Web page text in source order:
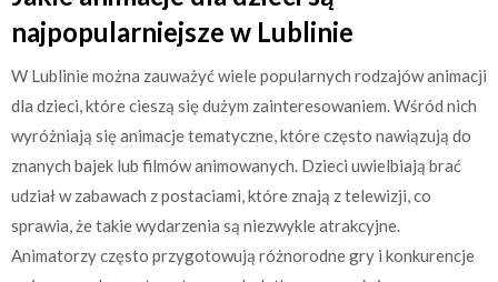
najpopularniejsze w Lublinie
W Lublinie można zauważyć wiele popularnych rodzajów animacji
dla dzieci, które cieszą się dużym zainteresowaniem. Wśród nich
wyróżniają się animacje tematyczne, które często nawiązują do
znanych bajek lub filmów animowanych. Dzieci uwielbiają brać
udział w zabawach z postaciami, które znają z telewizji, co
sprawia, że takie wydarzenia są niezwykle atrakcyjne.
Animatorzy często przygotowują różnorodne gry i konkurencje